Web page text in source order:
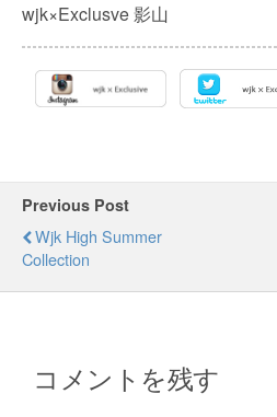
wjk×Exclusve 影山
Previous Post
Wjk High Summer
Collection
コメントを残す